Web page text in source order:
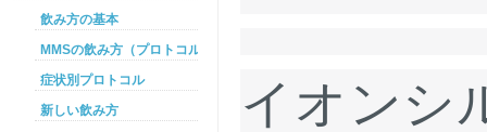
イオンシ
飲み方の基本
MMSの飲み方（プロトコル）
症状別プロトコル
新しい飲み方